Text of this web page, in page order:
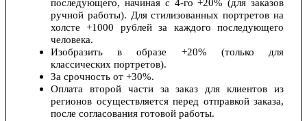
последующего, начиная с 4-го +20% (для заказов
ручной работы). Для стилизованных портретов на
холсте +1000 рублей за каждого последующего
человека.
Изобразить в образе +20% (только для
классических портретов).
За срочность от +30%.
Оплата второй части за заказ для клиентов из
регионов осуществляется перед отправкой заказа,
после согласования готовой работы.